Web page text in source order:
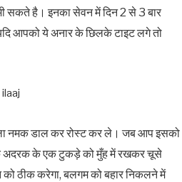
सकते है। इनका सेवन में दिन 2 से 3 बार
आपको ये अनार के छिलके टाइट लगे तो
नमक डाल कर रोस्ट कर ले। जब आप इसको
अदरक के एक टुकड़े को मुँह में रखकर चूसे
ठीक करेगा, बलगम को बहार निकलने में